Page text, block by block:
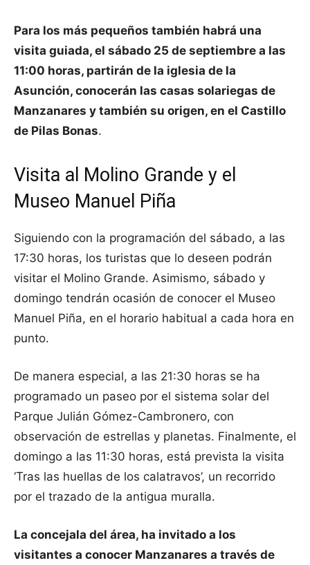
Para los más pequeños también habrá una
visita guiada, el sábado 25 de septiembre a las
11:00 horas, partirán de la iglesia de la
Asunción, conocerán las casas solariegas de
Manzanares y también su origen, en el Castillo
de Pilas Bonas.
Visita al Molino Grande y el
Museo Manuel Piña
Siguiendo con la programación del sábado, a las
17:30 horas, los turistas que lo deseen podrán
visitar el Molino Grande. Asimismo, sábado y
domingo tendrán ocasión de conocer el Museo
Manuel Piña, en el horario habitual a cada hora en
punto.
De manera especial, a las 21:30 horas se ha
programado un paseo por el sistema solar del
Parque Julián Gómez-Cambronero, con
observación de estrellas y planetas. Finalmente, el
domingo a las 11:30 horas, está prevista la visita
‘Tras las huellas de los calatravos’, un recorrido
por el trazado de la antigua muralla.
La concejala del área, ha invitado a los
visitantes a conocer Manzanares a través de